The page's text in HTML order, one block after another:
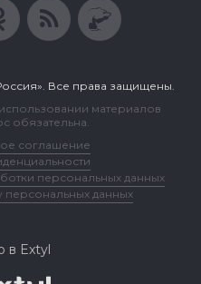
Все права защищены.
материалов
обязательна.
соглашение
персональных данных
персональных данных
в Extyl